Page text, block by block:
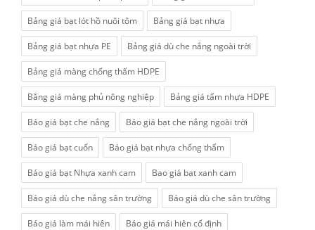
Bảng giá bạt lót hồ nuôi tôm Bảng giá bạt nhựa
Bảng giá bạt nhựa PE Bảng giá dù che nắng ngoài trời
Bảng giá màng chống thấm HDPE
Bằng giá màng phủ nông nghiệp Bảng giá tấm nhựa HDPE
Báo giá bạt che nắng Báo giá bạt che nắng ngoài trời
Báo giá bạt cuốn Báo giá bạt nhựa chống thấm
Báo giá bạt Nhựa xanh cam Bao giá bạt xanh cam
Báo giá dù che nắng sân trường Báo giá dù che sân trường
Báo giá làm mái hiên Báo giá mái hiên cố định